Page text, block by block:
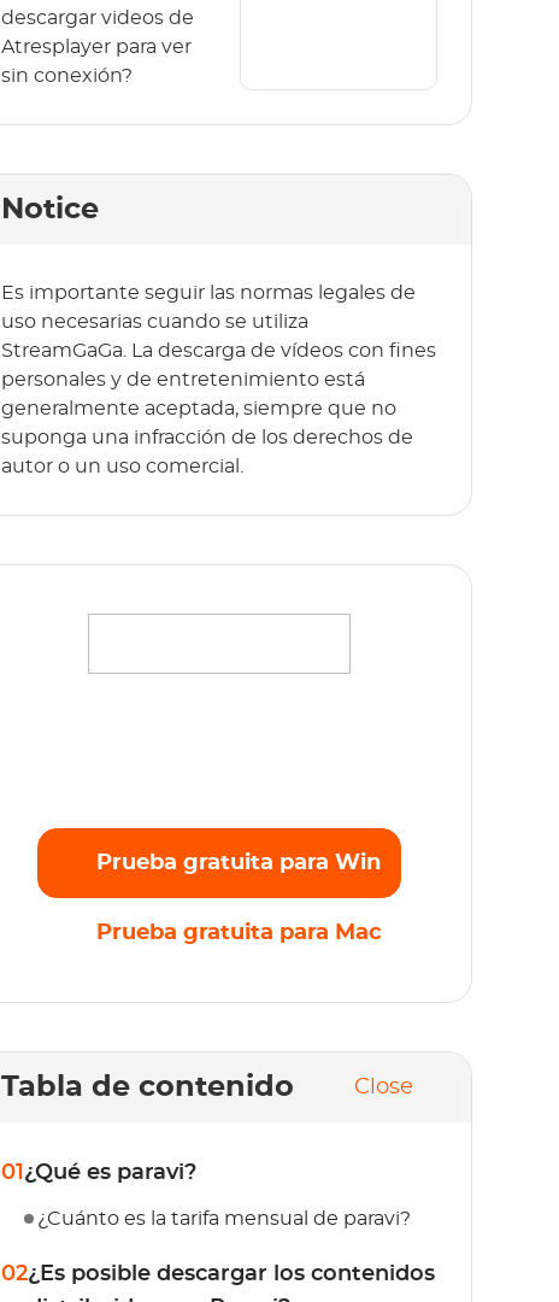
descargar videos de
Atresplayer para ver
sin conexión?
Notice
Es importante seguir las normas legales de
uso necesarias cuando se utiliza
StreamGaGa. La descarga de vídeos con fines
personales y de entretenimiento está
generalmente aceptada, siempre que no
suponga una infracción de los derechos de
autor o un uso comercial.
Prueba gratuita para Win
Prueba gratuita para Mac
Tabla de contenido Close
01 ¿Qué es paravi?
¿Cuánto es la tarifa mensual de paravi?
02¿Es posible descargar los contenidos